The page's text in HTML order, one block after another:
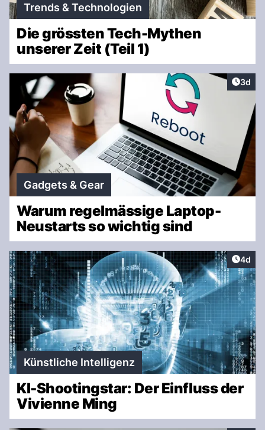
Trends & Technologien
Die grössten Tech-Mythen
unserer Zeit (Teil 1)
3d
Gadgets & Gear
Warum regelmässige Laptop-
Neustarts so wichtig sind
4d
Künstliche Intelligenz
KI-Shootingstar: Der Einfluss der
Vivienne Ming